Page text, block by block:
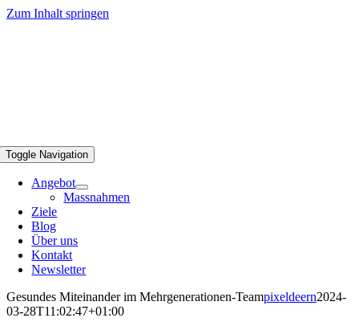
Zum Inhalt springen
Toggle Navigation
Angebot
Massnahmen
Ziele
Blog
Über uns
Kontakt
Newsletter
Gesundes Miteinander im Mehrgenerationen-Teampixeldeern2024-
03-28T11:02:47+01:00